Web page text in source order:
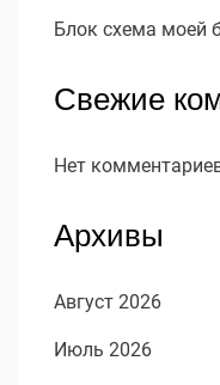
Блок схема моей
Свежие
Нет
Архивы
Август 2026
Июль 2026